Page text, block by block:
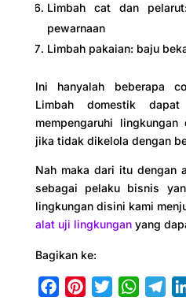
Limbah cat dan
pewarnaan
Limbah pakaian: baju
Ini hanyalah beberapa
Limbah domestik
mempengaruhi
jika tidak dikelola dengan
Nah maka dari itu dengan
sebagai pelaku bisnis
lingkungan disini kami
alat uji lingkunganyang
Bagikan ke:
W